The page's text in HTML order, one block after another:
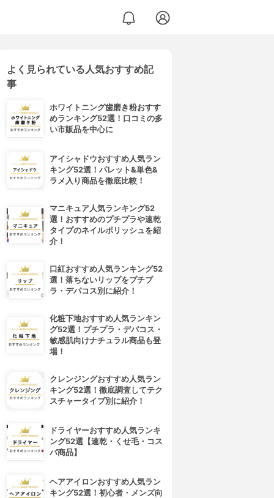
よく見られている人気おすすめ記
事
ホワイトニング歯磨き粉おすす
めランキング52選！口コミの多
い市販品を中心に
アイシャドウおすすめ人気ラン
キング52選！パレット&単色&
ラメ入り商品を徹底比較！
マニキュア人気ランキング52
選！おすすめのプチプラや速乾
タイプのネイルポリッシュを紹
介！
口紅おすすめ人気ランキング52
選！落ちないリップをプチプ
ラ・デパコス別に紹介！
化粧下地おすすめ人気ランキン
グ52選！プチプラ・デパコス・
敏感肌向けナチュラル商品も登
場！
クレンジングおすすめ人気ラン
キング52選！徹底調査してテク
スチャータイプ別に紹介！
ドライヤーおすすめ人気ランキ
ング52選【速乾・くせ毛・コス
パ商品】
ヘアアイロンおすすめ人気ラン
キング52選！初心者・メンズ向